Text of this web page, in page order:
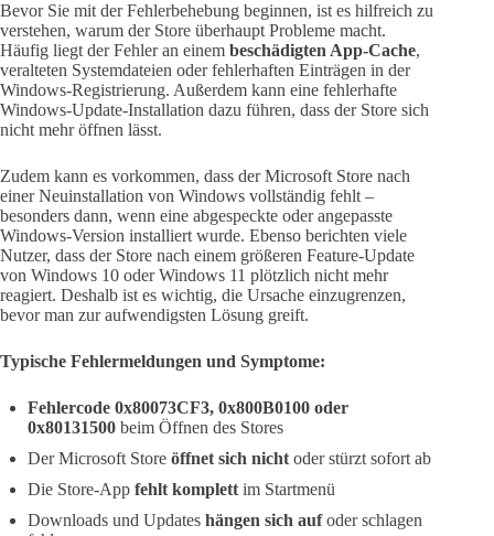
Bevor Sie mit der Fehlerbehebung beginnen, ist es hilfreich zu
verstehen, warum der Store überhaupt Probleme macht.
Häufig liegt der Fehler an einem beschädigten App-Cache,
veralteten Systemdateien oder fehlerhaften Einträgen in der
Windows-Registrierung. Außerdem kann eine fehlerhafte
Windows-Update-Installation dazu führen, dass der Store sich
nicht mehr öffnen lässt.
Zudem kann es vorkommen, dass der Microsoft Store nach
einer Neuinstallation von Windows vollständig fehlt –
besonders dann, wenn eine abgespeckte oder angepasste
Windows-Version installiert wurde. Ebenso berichten viele
Nutzer, dass der Store nach einem größeren Feature-Update
von Windows 10 oder Windows 11 plötzlich nicht mehr
reagiert. Deshalb ist es wichtig, die Ursache einzugrenzen,
bevor man zur aufwendigsten Lösung greift.
Typische Fehlermeldungen und Symptome:
Fehlercode 0x80073CF3, 0x800B0100 oder
0x80131500 beim Öffnen des Stores
Der Microsoft Store öffnet sich nicht oder stürzt sofort ab
Die Store-App fehlt komplett im Startmenü
Downloads und Updates hängen sich aufoder schlagen